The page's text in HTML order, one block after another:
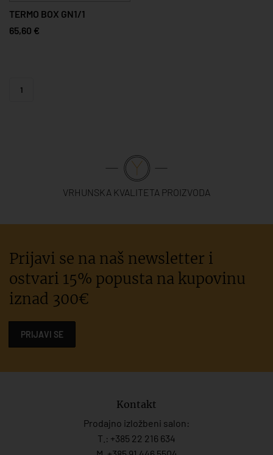
TERMO BOX GN1/1
65,60 €
1
VRHUNSKA KVALITETA PROIZVODA
Prijavi se na naš newsletter i
ostvari 15% popusta na kupovinu
iznad 300€
PRIJAVI SE
Kontakt
Prodajno izložbeni salon:
T.: +385 22 216 634